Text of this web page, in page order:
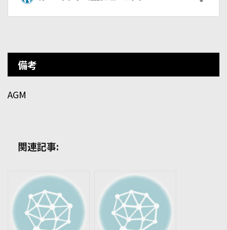
備考
AGM
関連記事: